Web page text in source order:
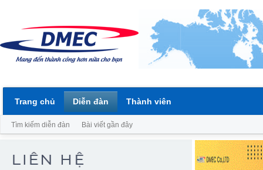
Trang chủ Diễn đàn
Tìm kiếm diễn đàn Bài viết gần đây
Thành viên